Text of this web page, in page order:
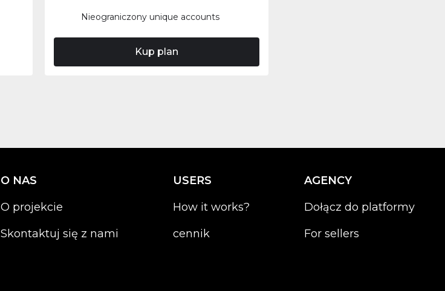
Nieograniczony unique accounts
Kup plan
O NAS
O projekcie
Skontaktuj się z nami
USERS
How it works?
cennik
AGENCY
Dołącz do platformy
For sellers